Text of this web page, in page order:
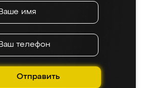
Отправить